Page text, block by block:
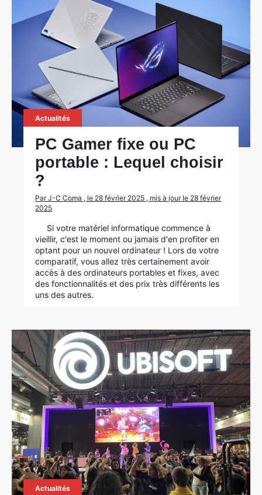
Actualités
PC Gamer fixe ou PC
portable : Lequel choisir
?
Par J-C Coma , le 28 février 2025 , mis à jour le 28 février
2025
Si votre matériel informatique commence à
vieillir, c'est le moment ou jamais d'en profiter en
optant pour un nouvel ordinateur ! Lors de votre
comparatif, vous allez très certainement avoir
accès à des ordinateurs portables et fixes, avec
des fonctionnalités et des prix très différents les
uns des autres.
Actualités